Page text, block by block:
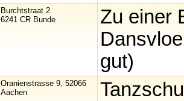
Burchtstraat 2
6241 CR Bunde
Zu einer
gut)
Oranienstrasse 9, 52066
Aachen